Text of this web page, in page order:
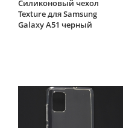
Силиконовый чехол
Texture для Samsung
Galaxy A51 черный